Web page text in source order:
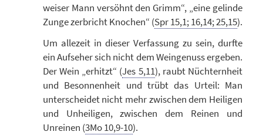
weiser Mann versöhnt den Grimm“, „eine gelinde
Zunge zerbricht Knochen“ (Spr 15,1; 16,14; 25,15).
Um allezeit in dieser Verfassung zu sein, durfte
ein Aufseher sich nicht dem Weingenuss ergeben.
Der Wein „erhitzt“ (Jes 5,11), raubt Nüchternheit
und Besonnenheit und trübt das Urteil: Man
unterscheidet nicht mehr zwischen dem Heiligen
und Unheiligen, zwischen dem Reinen und
Unreinen (3Mo 10,9-10).